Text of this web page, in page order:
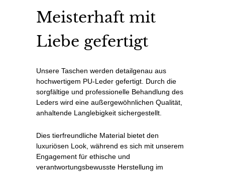
Meisterhaft mit
Liebe gefertigt
Unsere Taschen werden detailgenau aus
hochwertigem PU-Leder gefertigt. Durch die
sorgfältige und professionelle Behandlung des
Leders wird eine außergewöhnlichen Qualität,
anhaltende Langlebigkeit sichergestellt.
Dies tierfreundliche Material bietet den
luxuriösen Look, während es sich mit unserem
Engagement für ethische und
verantwortungsbewusste Herstellung im